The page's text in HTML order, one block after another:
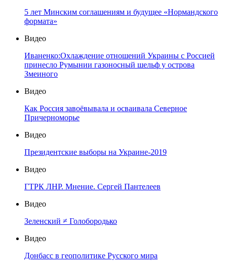
5 лет Минским соглашениям и будущее «Нормандского
формата»
Видео
Иваненко:Охлаждение отношений Украины с Россией
принесло Румынии газоносный шельф у острова
Змеиного
Видео
Как Россия завоёвывала и осваивала Северное
Причерноморье
Видео
Президентские выборы на Украине-2019
Видео
ГТРК ЛНР. Мнение. Сергей Пантелеев
Видео
Зеленский ≠ Голобородько
Видео
Донбасс в геополитике Русского мира